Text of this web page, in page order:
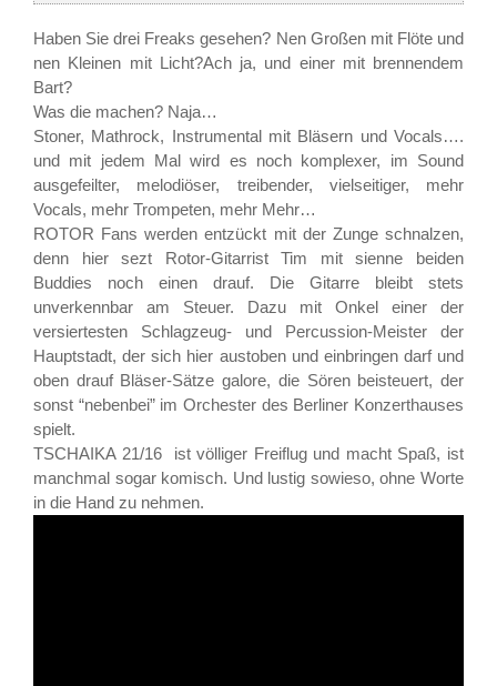
Haben Sie drei Freaks gesehen? Nen Großen mit Flöte und
nen Kleinen mit Licht?Ach ja, und einer mit brennendem
Bart?
Was die machen? Naja…
Stoner, Mathrock, Instrumental mit Bläsern und Vocals….
und mit jedem Mal wird es noch komplexer, im Sound
ausgefeilter, melodiöser, treibender, vielseitiger, mehr
Vocals, mehr Trompeten, mehr Mehr…
ROTOR Fans werden entzückt mit der Zunge schnalzen,
denn hier sezt Rotor-Gitarrist Tim mit sienne beiden
Buddies noch einen drauf. Die Gitarre bleibt stets
unverkennbar am Steuer. Dazu mit Onkel einer der
versiertesten Schlagzeug- und Percussion-Meister der
Hauptstadt, der sich hier austoben und einbringen darf und
oben drauf Bläser-Sätze galore, die Sören beisteuert, der
sonst “nebenbei” im Orchester des Berliner Konzerthauses
spielt.
TSCHAIKA 21/16 ist völliger Freiflug und macht Spaß, ist
manchmal sogar komisch. Und lustig sowieso, ohne Worte
in die Hand zu nehmen.